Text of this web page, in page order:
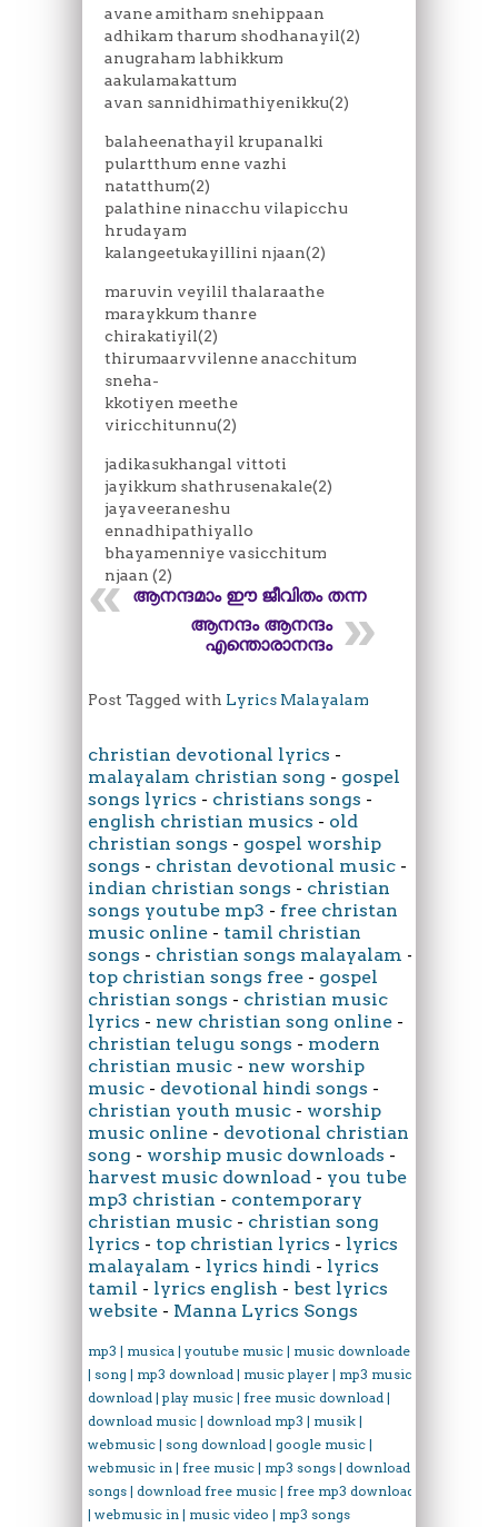
avane amitham snehippaan
adhikam tharum shodhanayil(2)
anugraham labhikkum
aakulamakattum
avan sannidhimathiyenikku(2)
balaheenathayil krupanalki
pulartthum enne vazhi
natatthum(2)
palathine ninacchu vilapicchu
hrudayam
kalangeetukayillini njaan(2)
maruvin veyilil thalaraathe
maraykkum thanre
chirakatiyil(2)
thirumaarvvilenne anacchitum
sneha-
kkotiyen meethe
viricchitunnu(2)
jadikasukhangal vittoti
jayikkum shathrusenakale(2)
jayaveeraneshu
ennadhipathiyallo
bhayamenniye vasicchitum
njaan (2)
ആനന്ദമാം ഈ ജീവിതം തന്ന
ആനന്ദം ആനന്ദം
എന്തൊരാനന്ദം
Post Tagged with Lyrics Malayalam
christian devotional lyrics -
malayalam christian song - gospel
songs lyrics - christians songs -
english christian musics - old
christian songs - gospel worship
songs - christan devotional music -
indian christian songs - christian
songs youtube mp3 - free christan
music online - tamil christian
songs - christian songs malayalam -
top christian songs free - gospel
christian songs - christian music
lyrics - new christian song online -
christian telugu songs - modern
christian music - new worship
music - devotional hindi songs -
christian youth music - worship
music online - devotional christian
song - worship music downloads -
harvest music download - you tube
mp3 christian - contemporary
christian music - christian song
lyrics - top christian lyrics - lyrics
malayalam - lyrics hindi - lyrics
tamil - lyrics english - best lyrics
website - Manna Lyrics Songs
mp3 | musica | youtube music | music downloader
| song | mp3 download | music player | mp3 music
download | play music | free music download |
download music | download mp3 | musik |
webmusic | song download | google music |
webmusic in | free music | mp3 songs | download
songs | download free music | free mp3 download
| webmusic in | music video | mp3 songs